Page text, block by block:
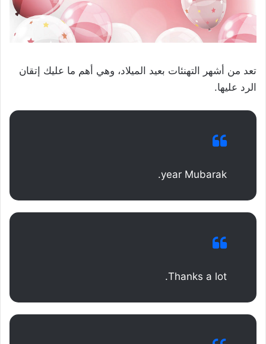
تعد من أشهر التهنئات بعيد الميلاد، وهي أهم ما عليك إتقان
الرد عليها.
year Mubarak.
Thanks a lot.